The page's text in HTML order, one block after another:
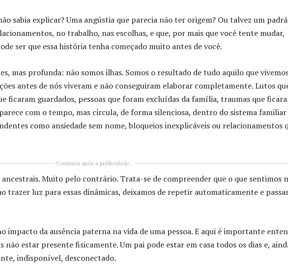
sabia explicar? Uma angústia que parecia não ter origem? Ou talvez um
no trabalho, nas escolhas, e que, por mais que você tente mudar,
ser que essa história tenha começado muito antes de você.
mas profunda: não somos ilhas. Somos o resultado de tudo aquilo que
antes de nós viveram e não conseguiram elaborar completamente. Lutos
ficaram guardados, pessoas que foram excluídas da família, traumas que
com o tempo, mas circula, de forma silenciosa, dentro do sistema
como ansiedade sem nome, bloqueios inexplicáveis ou relacionamentos
Continua após a publicidade..
Muito pelo contrário. Trata-se de compreender que o que sentimos
trazer luz para essas dinâmicas, deixamos de repetir automaticamente e
impacto da ausência paterna na vida de uma pessoa. E aqui é importante
não estar presente fisicamente. Um pai pode estar em casa todos os dias e,
indisponível, desconectado.